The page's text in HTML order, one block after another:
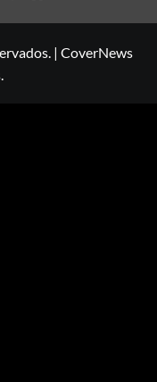
| CoverNews